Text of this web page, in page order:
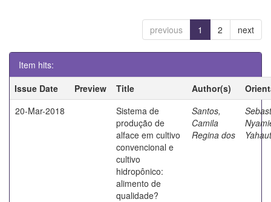
previous 1 2 next
Item hits:
Issue Date
Preview Title Author(s)
20-Mar-2018
Sistema de
produção de
alface em cultivo
convencional e
cultivo
hidropônico:
alimento de
qualidade?
Santos,
Camila
Regina dos
Yahaut